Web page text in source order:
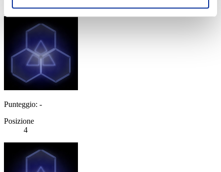
Punteggio: -
Posizione
4